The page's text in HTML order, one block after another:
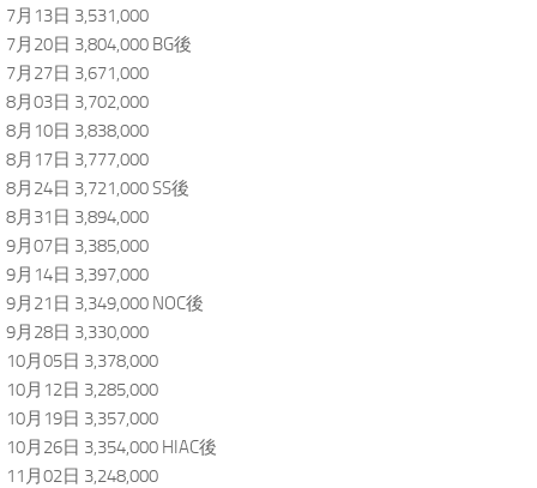
7月13日 3,531,000
7月20日 3,804,000 BG後
7月27日 3,671,000
8月03日 3,702,000
8月10日 3,838,000
8月17日 3,777,000
8月24日 3,721,000 SS後
8月31日 3,894,000
9月07日 3,385,000
9月14日 3,397,000
9月21日 3,349,000 NOC後
9月28日 3,330,000
10月05日 3,378,000
10月12日 3,285,000
10月19日 3,357,000
10月26日 3,354,000 HIAC後
11月02日 3,248,000